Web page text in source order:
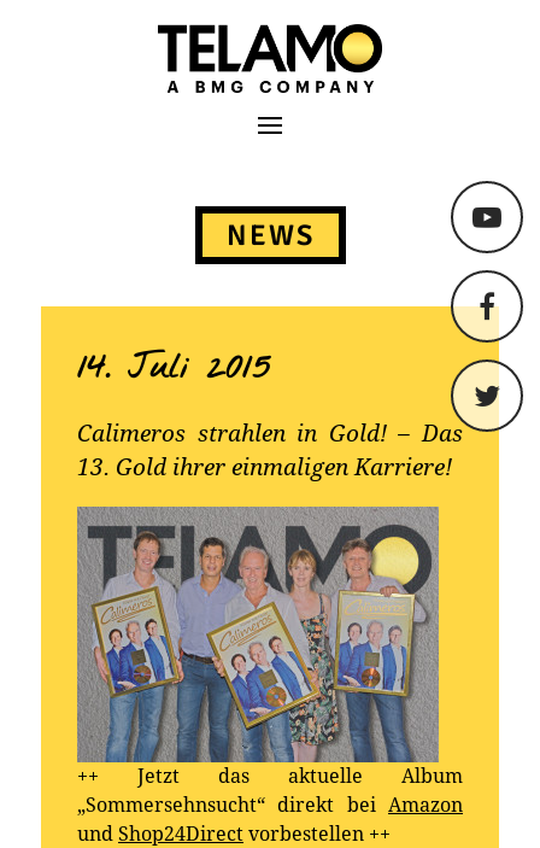
TELAMO
Primäres Menü
NEWS
14. Juli 2015
Calimeros strahlen in Gold! – Das
13. Gold ihrer einmaligen Karriere!
++ Jetzt das aktuelle Album
„Sommersehnsucht“ direkt bei Amazon
und Shop24Direct vorbestellen ++